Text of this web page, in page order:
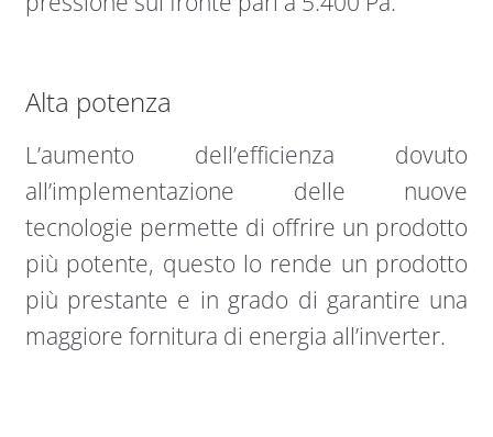
Alta potenza
L’aumento dell’efficienza dovuto
all’implementazione delle nuove
tecnologie permette di offrire un prodotto
più potente, questo lo rende un prodotto
più prestante e in grado di garantire una
maggiore fornitura di energia all’inverter.